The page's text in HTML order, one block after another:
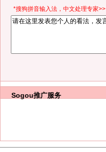
*搜狗拼音输入法，中文处理专家>>
Sogou推广服务